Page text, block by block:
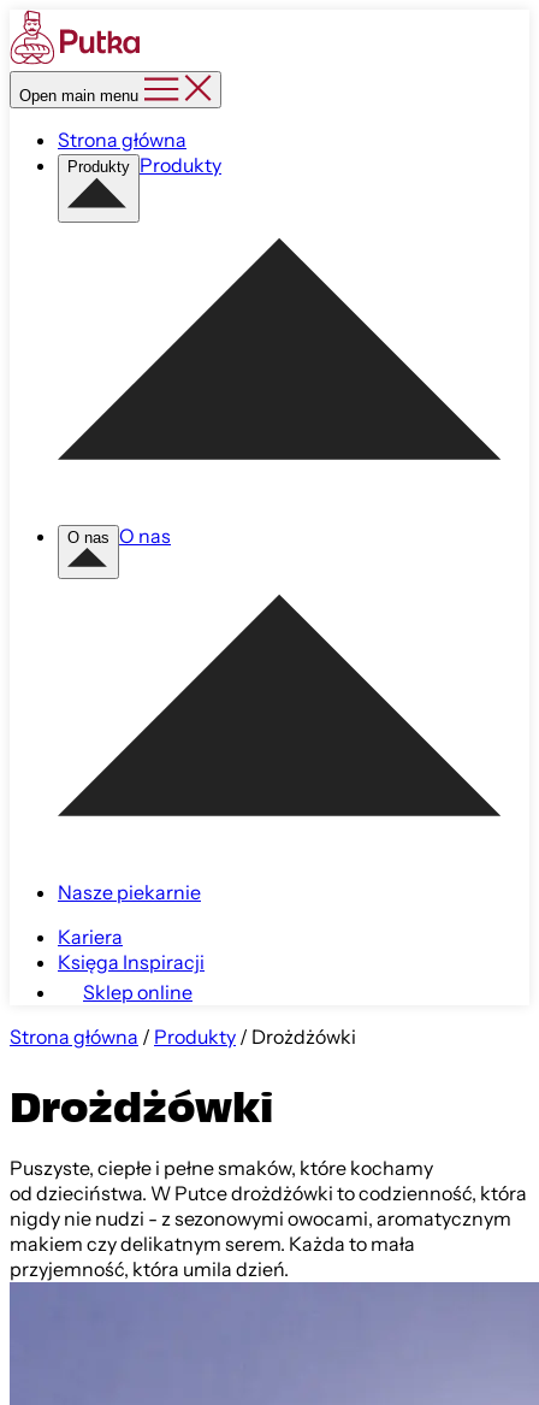
Open main menu
Strona główna
Produkty Produkty
O nas O nas
Nasze piekarnie
Kariera
Księga Inspiracji
Sklep online
Strona główna / Produkty/ Drożdżówki
Drożdżówki
Puszyste, ciepłe i pełne smaków, które kochamy
od dzieciństwa. W Putce drożdżówki to codzienność, która
nigdy nie nudzi - z sezonowymi owocami, aromatycznym
makiem czy delikatnym serem. Każda to mała
przyjemność, która umila dzień.